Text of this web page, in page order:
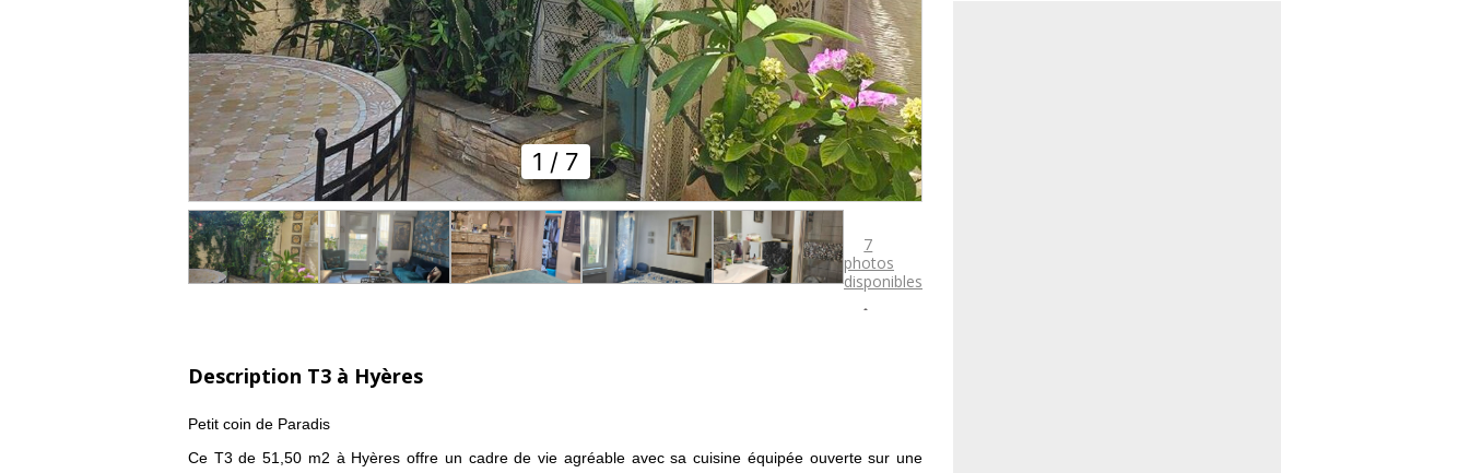
1 / 7
7
photos
disponibles

Description T3 à Hyères
Petit coin de Paradis
Ce T3 de 51,50 m2 à Hyères offre un cadre de vie agréable avec sa cuisine équipée ouverte sur une